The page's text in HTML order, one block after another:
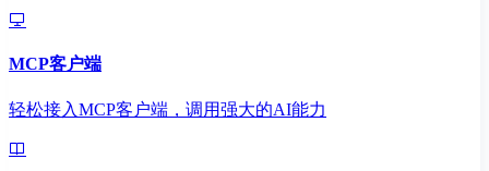
MCP客户端
轻松接入MCP客户端，调用强大的AI能力